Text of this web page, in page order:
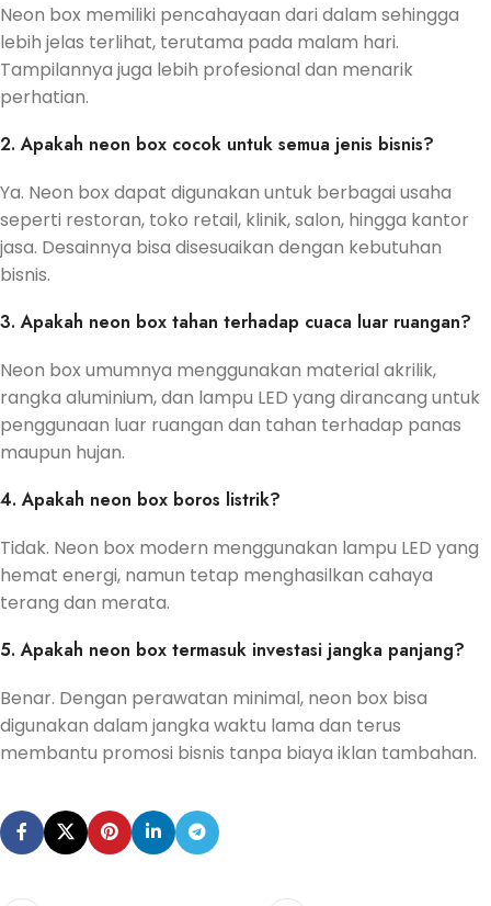
Neon box memiliki pencahayaan dari dalam sehingga
lebih jelas terlihat, terutama pada malam hari.
Tampilannya juga lebih profesional dan menarik
perhatian.
2. Apakah neon box cocok untuk semua jenis bisnis?
Ya. Neon box dapat digunakan untuk berbagai usaha
seperti restoran, toko retail, klinik, salon, hingga kantor
jasa. Desainnya bisa disesuaikan dengan kebutuhan
bisnis.
3. Apakah neon box tahan terhadap cuaca luar ruangan?
Neon box umumnya menggunakan material akrilik,
rangka aluminium, dan lampu LED yang dirancang untuk
penggunaan luar ruangan dan tahan terhadap panas
maupun hujan.
4. Apakah neon box boros listrik?
Tidak. Neon box modern menggunakan lampu LED yang
hemat energi, namun tetap menghasilkan cahaya
terang dan merata.
5. Apakah neon box termasuk investasi jangka panjang?
Benar. Dengan perawatan minimal, neon box bisa
digunakan dalam jangka waktu lama dan terus
membantu promosi bisnis tanpa biaya iklan tambahan.